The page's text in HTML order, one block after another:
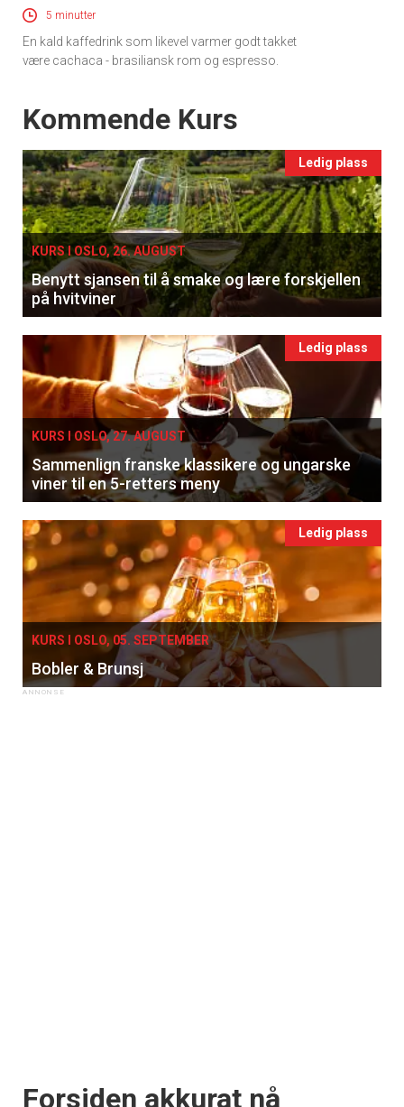
5 minutter
En kald kaffedrink som likevel varmer godt takket
være cachaca - brasiliansk rom og espresso.
Events
Kommende Kurs
Ledig plass
KURS I OSLO, 26. AUGUST
Benytt sjansen til å smake og lære forskjellen
på hvitviner
Ledig plass
KURS I OSLO, 27. AUGUST
Sammenlign franske klassikere og ungarske
viner til en 5-retters meny
Ledig plass
KURS I OSLO, 05. SEPTEMBER
Bobler & Brunsj
Forsiden akkurat nå